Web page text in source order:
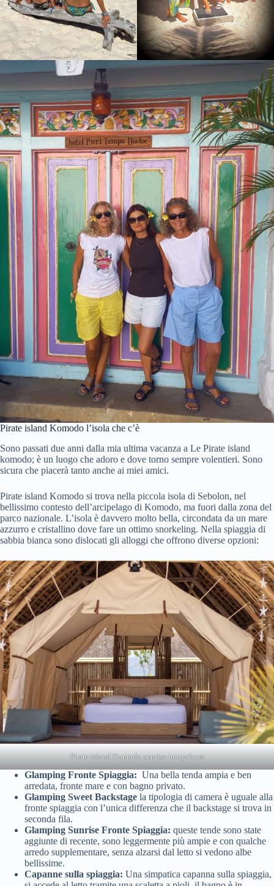
Pirate island Komodo l’isola che c’è
Sono passati due anni dalla mia ultima vacanza a Le Pirate island
komodo; è un luogo che adoro e dove torno sempre volentieri. Sono
sicura che piacerà tanto anche ai miei amici.
Pirate island Komodo si trova nella piccola isola di Sebolon, nel
bellissimo contesto dell’arcipelago di Komodo, ma fuori dalla zona del
parco nazionale. L’isola è davvero molto bella, circondata da un mare
azzurro e cristallino dove fare un ottimo snorkeling. Nella spiaggia di
sabbia bianca sono dislocati gli alloggi che offrono diverse opzioni:
Pirate island Komodo sunrise bungalows
Glamping Fronte Spiaggia: Una bella tenda ampia e ben
arredata, fronte mare e con bagno privato.
Glamping Sweet Backstage la tipologia di camera è uguale alla
fronte spiaggia con l’unica differenza che il backstage si trova in
seconda fila.
Glamping Sunrise Fronte Spiaggia: queste tende sono state
aggiunte di recente, sono leggermente più ampie e con qualche
arredo supplementare, senza alzarsi dal letto si vedono albe
bellissime.
Capanne sulla spiaggia: Una simpatica capanna sulla spiaggia,